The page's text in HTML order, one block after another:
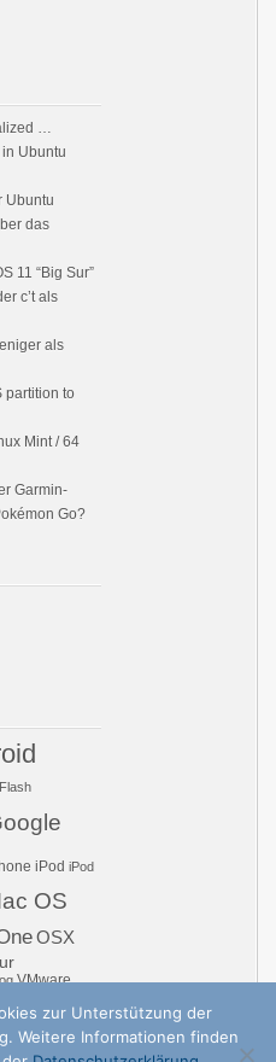
…
Ubuntu
Ubuntu
das
11 “Big Sur”
c’t als
als
partition to
Mint / 64
Garmin-
Go?
Flash
iPod iPod
OS
OSX
VMware
zur Unterstützung der
Weitere Informationen finden